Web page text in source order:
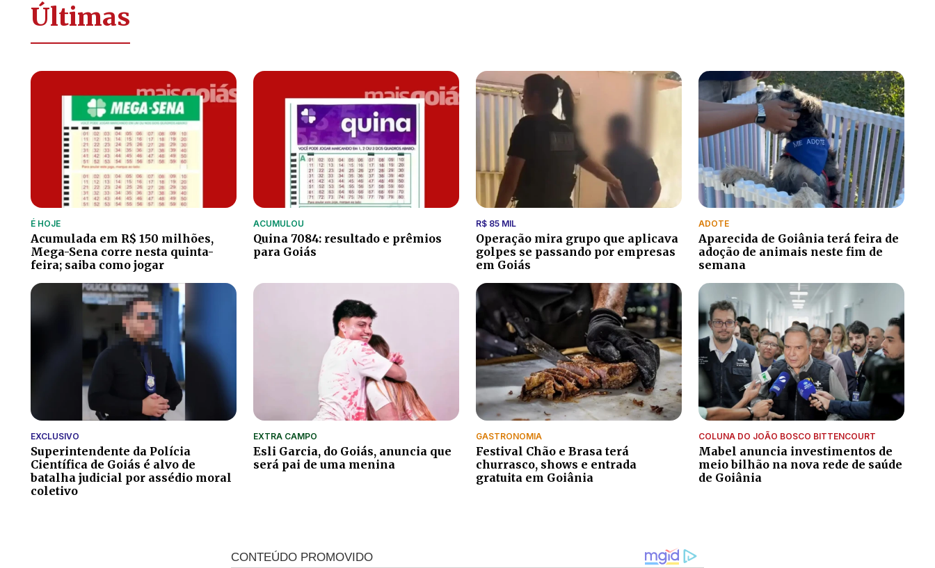
Últimas
É HOJE
Acumulada em R$ 150 milhões,
Mega-Sena corre nesta quinta-
feira; saiba como jogar
ACUMULOU
Quina 7084: resultado e prêmios
para Goiás
R$ 85 MIL
Operação mira grupo que aplicava
golpes se passando por empresas
em Goiás
ADOTE
Aparecida de Goiânia terá feira de
adoção de animais neste fim de
semana
EXCLUSIVO
Superintendente da Polícia
Científica de Goiás é alvo de
batalha judicial por assédio moral
coletivo
EXTRA CAMPO
Esli Garcia, do Goiás, anuncia que
será pai de uma menina
GASTRONOMIA
Festival Chão e Brasa terá
churrasco, shows e entrada
gratuita em Goiânia
COLUNA DO JOÃO BOSCO BITTENCOURT
Mabel anuncia investimentos de
meio bilhão na nova rede de saúde
de Goiânia